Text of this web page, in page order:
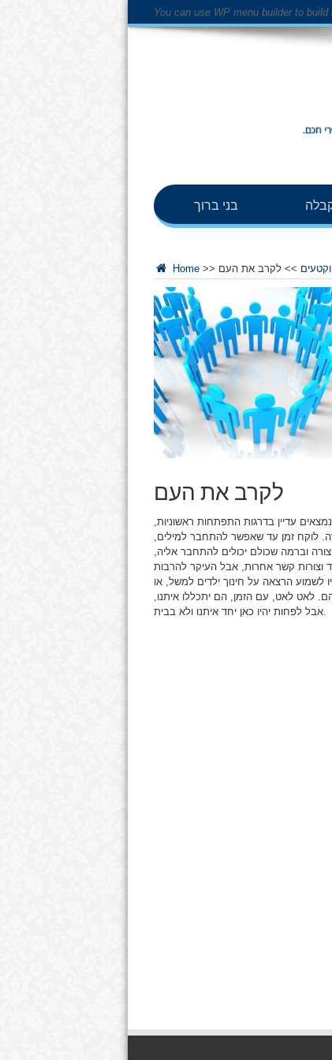
You can use WP menu builder to build
בני ברוך
Home >> >>לקרב את העם
לקרב את העם
עדיין בדרגות התפתחות ראשוניות,
לוקח זמן עד שאפשר להתחבר למילים,
וברמה שכולם יכולים להתחבר אליה,
וצורות קשר אחרות, אבל העיקר להרבות
לשמוע הרצאה על חינוך ילדים למשל, או
לאט לאט, עם הזמן, הם יתכללו איתנו,
אבל לפחות יהיו כאן יחד איתנו ולא בבית.